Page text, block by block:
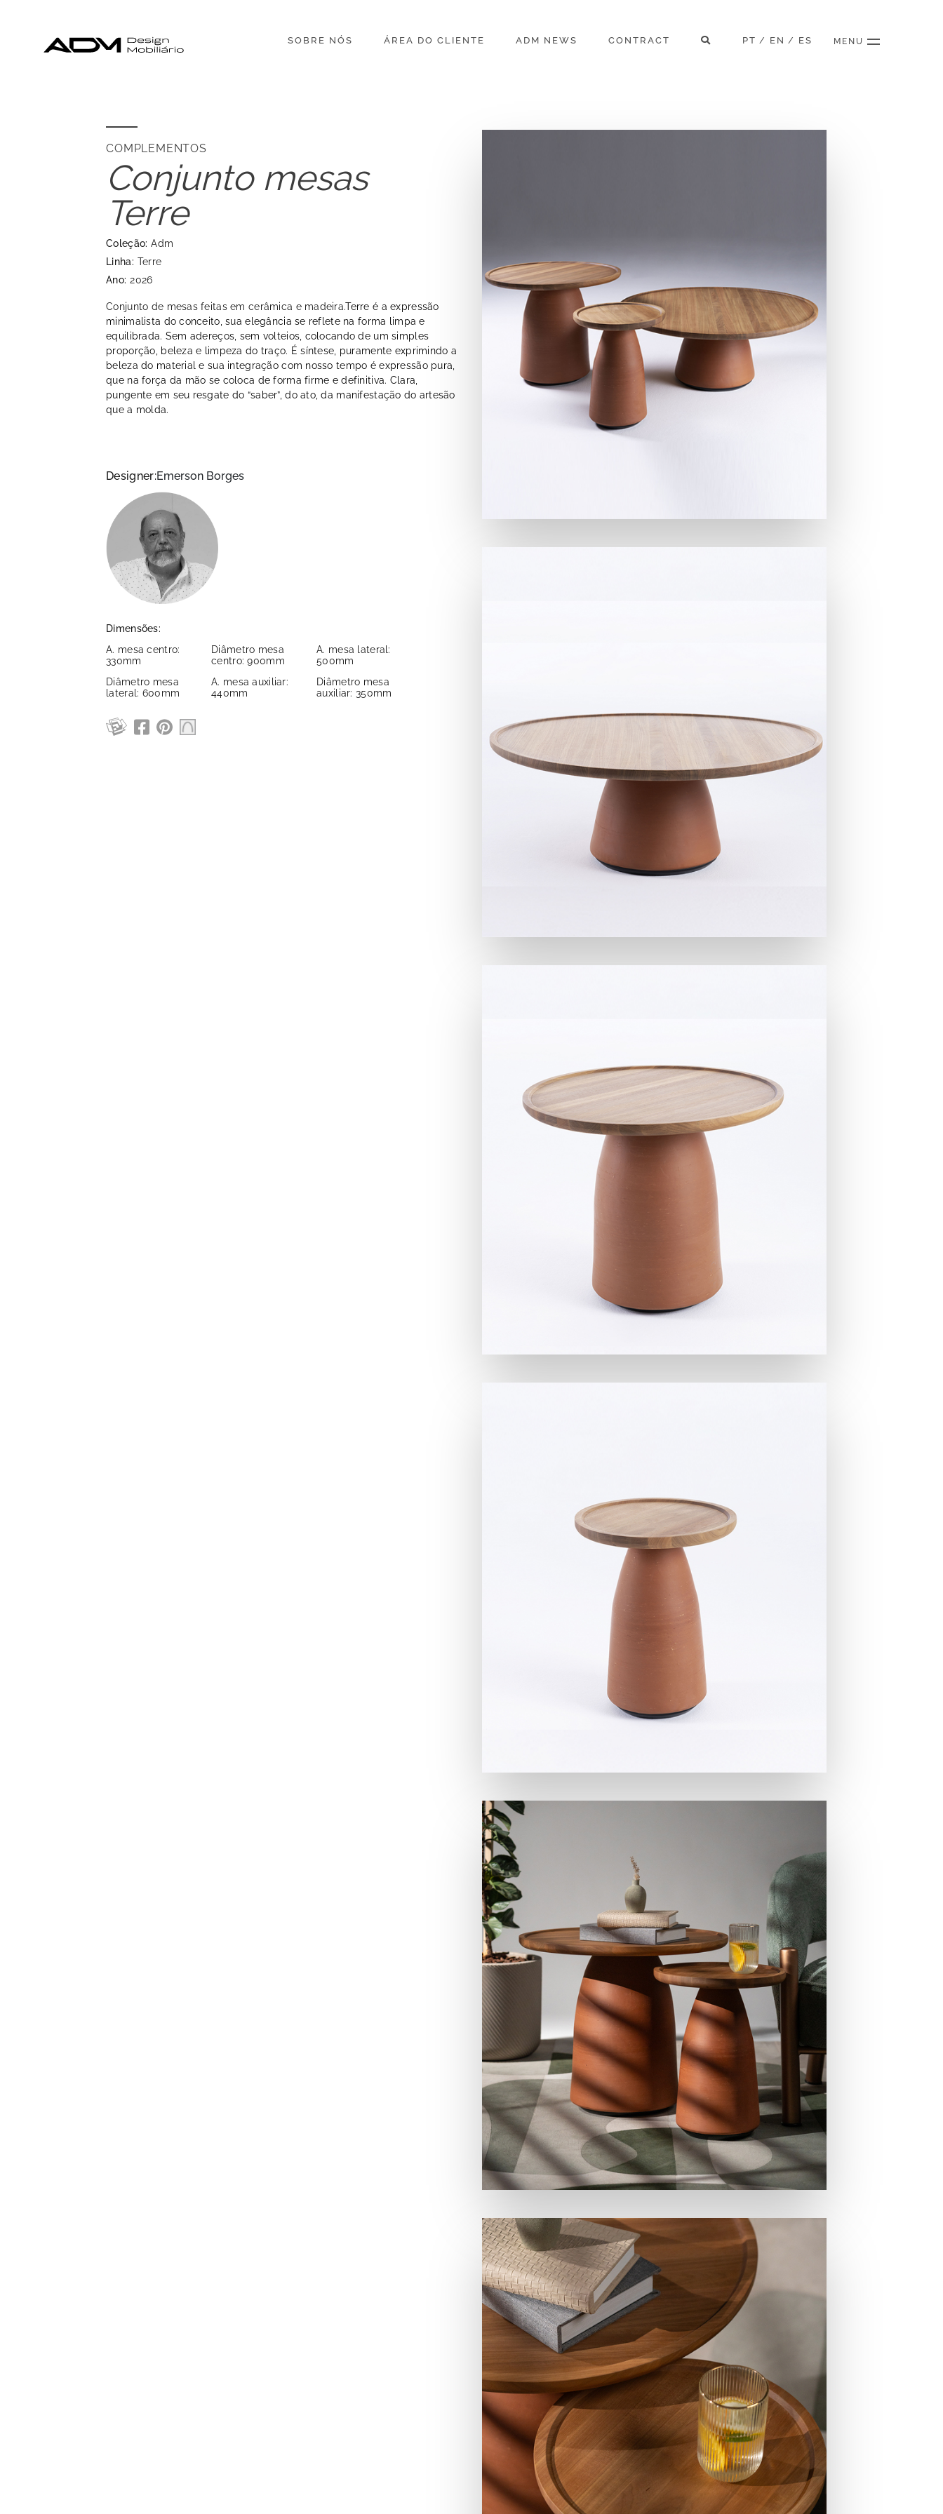
SOBRE NÓS ÁREA DO CLIENTE ADM NEWS CONTRACT PT / EN / ES MENU
COMPLEMENTOS
Conjunto mesas
Terre
Coleção: Adm
Linha: Terre
Ano: 2026
Conjunto de mesas feitas em cerâmica e madeira.Terre é a expressão
minimalista do conceito, sua elegância se reflete na forma limpa e
equilibrada. Sem adereços, sem volteios, colocando de um simples
proporção, beleza e limpeza do traço. É síntese, puramente exprimindo a
beleza do material e sua integração com nosso tempo é expressão pura,
que na força da mão se coloca de forma firme e definitiva. Clara,
pungente em seu resgate do “saber”, do ato, da manifestação do artesão
que a molda.
Designer:Emerson Borges
Dimensões:
A. mesa centro:
330mm
Diâmetro mesa
centro: 900mm
A. mesa lateral:
500mm
Diâmetro mesa
lateral: 600mm
A. mesa auxiliar:
440mm
Diâmetro mesa
auxiliar: 350mm